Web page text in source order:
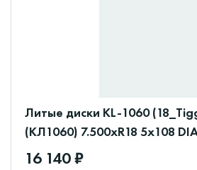
Литые диски KL-1060
(КЛ1060) 7.500xR18 5x108
16 140 ₽